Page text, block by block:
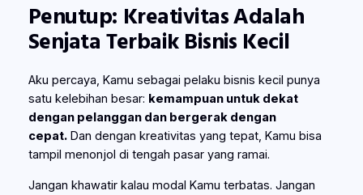
Penutup: Kreativitas Adalah
Senjata Terbaik Bisnis Kecil
Aku percaya, Kamu sebagai pelaku bisnis kecil punya
satu kelebihan besar: kemampuan untuk dekat
dengan pelanggan dan bergerak dengan
cepat.Dan dengan kreativitas yang tepat, Kamu bisa
tampil menonjol di tengah pasar yang ramai.
Jangan khawatir kalau modal Kamu terbatas. Jangan